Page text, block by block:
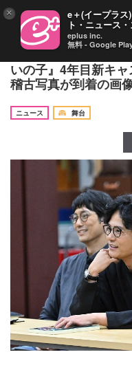
稲垣吾郎、平岡祐太
いの子』4年目新キ
稽古写真が到着の画
ニュース
舞台
× e＋(イープラス
ト・ニュース
eplus inc.
無料 - Google